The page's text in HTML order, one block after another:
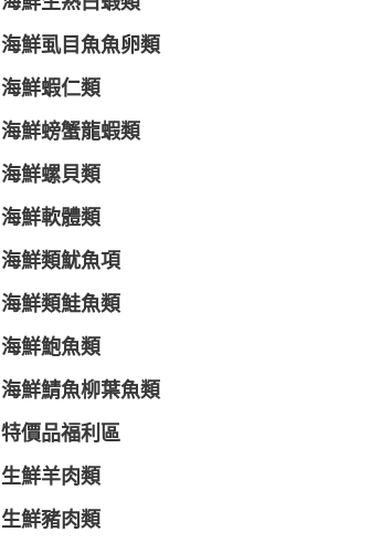
海鮮虱目魚魚卵類
海鮮蝦仁類
海鮮螃蟹龍蝦類
海鮮螺貝類
海鮮軟體類
海鮮類魷魚項
海鮮類鮭魚類
海鮮鮑魚類
海鮮鯖魚柳葉魚類
特價品福利區
生鮮羊肉類
生鮮豬肉類